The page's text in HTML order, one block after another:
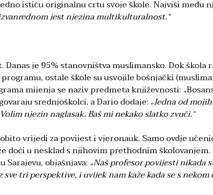
ističu originalnu crtu svoje škole. Najviši među
jest njezina multikulturalnost.“
je 95% stanovništva muslimansko. Dok škola
ostale škole su usvojile bošnjački
mijenja se naziv predmeta književnosti:
srednjoškolci, a Dario dodaje: „Jedna od mojih
Volim njezin naglasak. Baš mi nekako slatko zvuči.“
vrijedi za povijest i vjeronauk. Samo ovdje
doći u nesklad s njihovim prethodnim školovanjem.
Sarajevu, objašnjava: „Naš profesor povijesti nikada
tri perspektive, i uvijek nam kaže kada se s nekom